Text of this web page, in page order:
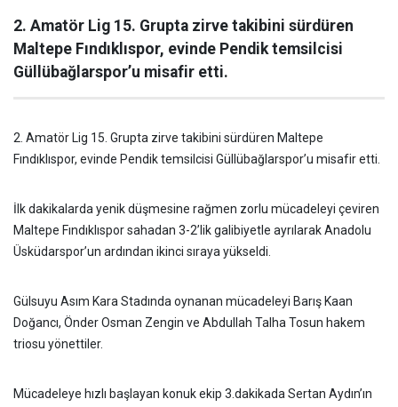
2. Amatör Lig 15. Grupta zirve takibini sürdüren
Maltepe Fındıklıspor, evinde Pendik temsilcisi
Güllübağlarspor’u misafir etti.
2. Amatör Lig 15. Grupta zirve takibini sürdüren Maltepe
Fındıklıspor, evinde Pendik temsilcisi Güllübağlarspor’u misafir etti.
İlk dakikalarda yenik düşmesine rağmen zorlu mücadeleyi çeviren
Maltepe Fındıklıspor sahadan 3-2’lik galibiyetle ayrılarak Anadolu
Üsküdarspor’un ardından ikinci sıraya yükseldi.
Gülsuyu Asım Kara Stadında oynanan mücadeleyi Barış Kaan
Doğancı, Önder Osman Zengin ve Abdullah Talha Tosun hakem
triosu yönettiler.
Mücadeleye hızlı başlayan konuk ekip 3.dakikada Sertan Aydın’ın